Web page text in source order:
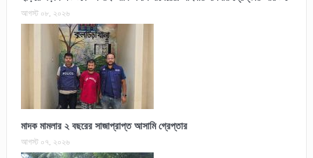
আগস্ট ০৮, ২০২৬
মাদক মামলার ২ বছরের সাজাপ্রাপ্ত আসামি গ্রেপ্তার
আগস্ট ০৭, ২০২৬